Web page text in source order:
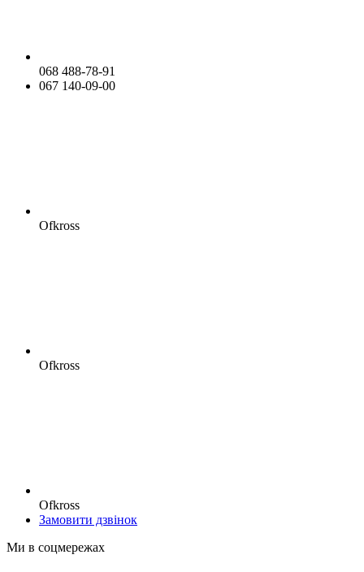
068 488-78-91
067 140-09-00
Ofkross
Ofkross
Ofkross
Замовити дзвінок
Ми в соцмережах